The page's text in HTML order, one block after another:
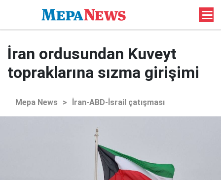
İran ordusundan Kuveyt
topraklarına sızma girişimi
Mepa News > İran-ABD-İsrail çatışması